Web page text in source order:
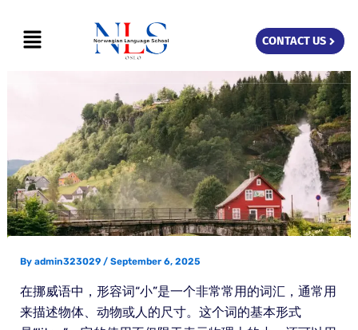
content
Menu CONTACT US
By admin323029 / September 6, 2025
在挪威语中，形容词“小”是一个非常常用的词汇，通常用
来描述物体、动物或人的尺寸。这个词的基本形式